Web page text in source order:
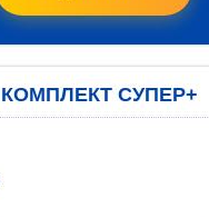
КОМПЛЕКТ СУПЕР+